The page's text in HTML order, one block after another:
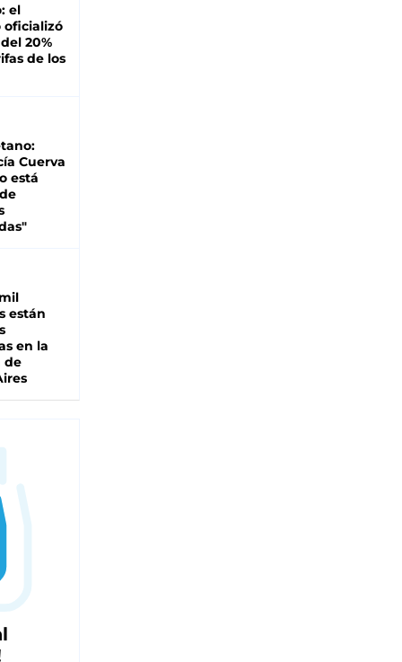
el
oficializó
20%
de los
Cuerva
está
están
en la
de